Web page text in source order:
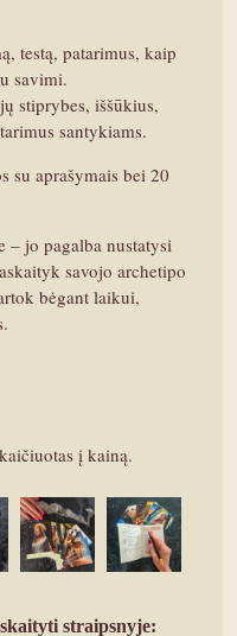
testą, patarimus, kaip
savimi.
stiprybes, iššūkius,
santykiams.
su aprašymais bei 20
– jo pagalba nustatysi
savojo archetipo
bėgant laikui,
į kainą.
straipsnyje: